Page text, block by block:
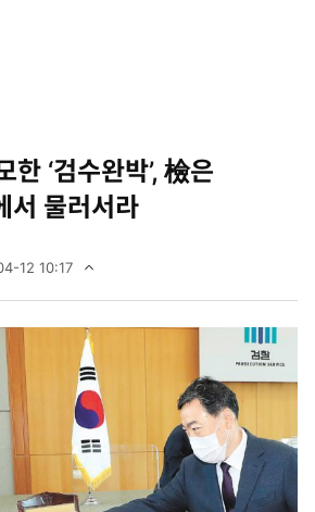
‘검수완박’, 檢은
서 물러서라
12 10:17